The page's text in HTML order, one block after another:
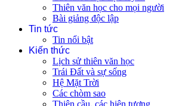
Thiên văn học cho mọi người
Bài giảng độc lập
Tin tức
Tin nổi bật
Kiến thức
Lịch sử thiên văn học
Trái Đất và sự sống
Hệ Mặt Trời
Các chòm sao
Thiên cầu, các hiện tượng